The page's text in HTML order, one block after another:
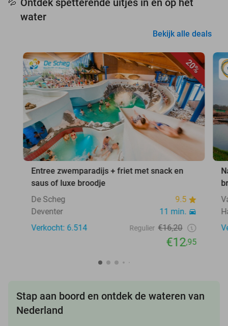
💦
water
Bekijk alle deals
20%
Entree zwemparadijs + friet met snack en
saus of luxe broodje
De Scheg
9.5
Deventer
11 min.
Verkocht: 6.514
Regulier €16,20
€12,95
Stap aan boord en ontdek de wateren van
Nederland